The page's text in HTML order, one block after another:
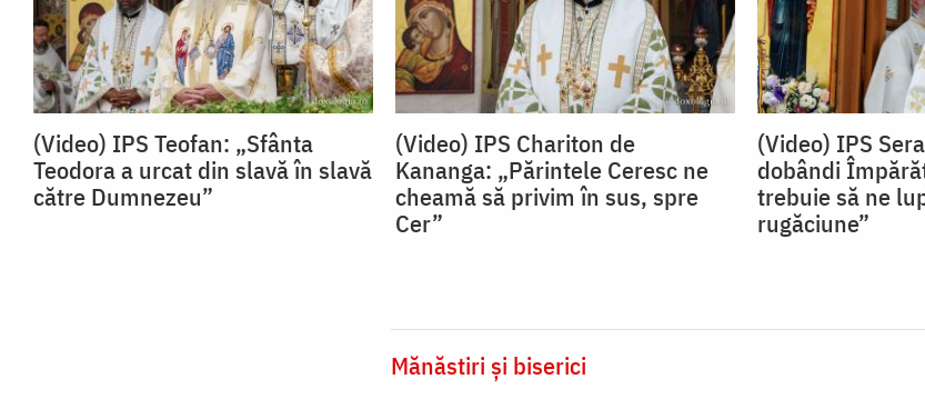
(Video) IPS Teofan: „Sfânta
Teodora a urcat din slavă în slavă
către Dumnezeu”
(Video) IPS Chariton de
Kananga: „Părintele Ceresc ne
cheamă să privim în sus, spre
Cer”
(Video) IPS
dobândi
trebuie să ne
rugăciune”
Mănăstiri și biserici